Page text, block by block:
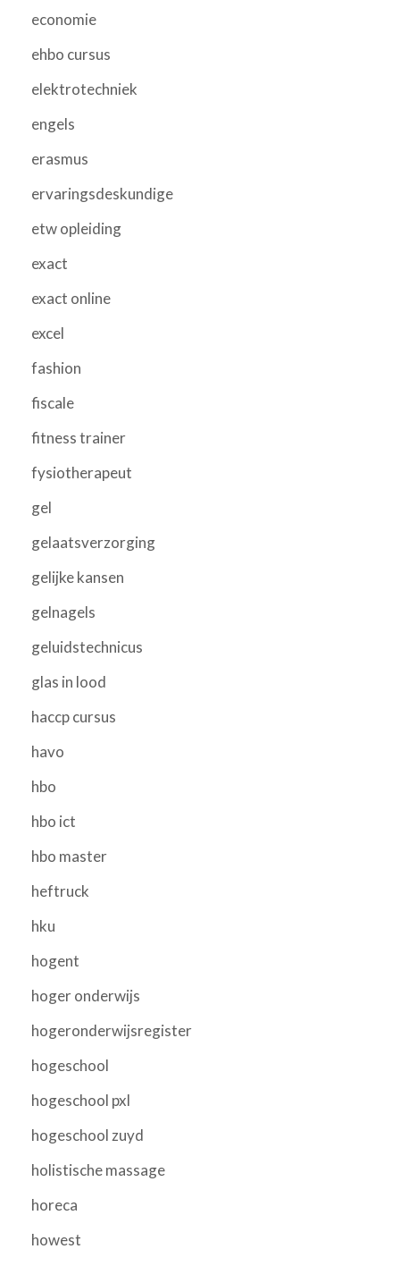
economie
ehbo cursus
elektrotechniek
engels
erasmus
ervaringsdeskundige
etw opleiding
exact
exact online
excel
fashion
fiscale
fitness trainer
fysiotherapeut
gel
gelaatsverzorging
gelijke kansen
gelnagels
geluidstechnicus
glas in lood
haccp cursus
havo
hbo
hbo ict
hbo master
heftruck
hku
hogent
hoger onderwijs
hogeronderwijsregister
hogeschool
hogeschool pxl
hogeschool zuyd
holistische massage
horeca
howest